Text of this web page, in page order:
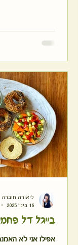
בייגל דל
אפילו אני לא
ליאורה חוברה
16 בינו׳ 2025